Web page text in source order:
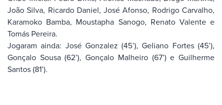
João Silva, Ricardo Daniel, José Afonso, Rodrigo Carvalho,
Karamoko Bamba, Moustapha Sanogo, Renato Valente e
Tomás Pereira.
Jogaram ainda: José Gonzalez (45’), Geliano Fortes (45’),
Gonçalo Sousa (62’), Gonçalo Malheiro (67’) e Guilherme
Santos (81’).